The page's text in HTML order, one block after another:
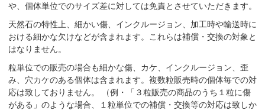
や、個体単位でのサイズ差に対しては免責とさせていただきます。
天然石の特性上、細かい傷、インクルージョン、加工時や輸送時に
おける細かな欠けなどが含まれます。これらは補償・交換の対象と
はなりません。
粒単位での販売の場合も細かな傷、カケ、インクルージョン、歪
み、穴カケのある個体は含まれます。複数粒販売時の個体毎での対
応は致しておりません。 （例・「３粒販売の商品のうち１粒に傷
がある」のような場合、１粒単位での補償・交換等の対応は致しか